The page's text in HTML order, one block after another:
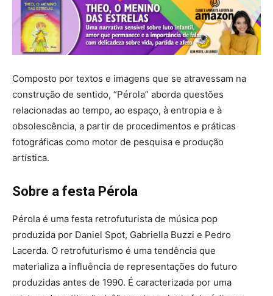
Composto por textos e imagens que se atravessam na
construção de sentido, “Pérola” aborda questões
relacionadas ao tempo, ao espaço, à entropia e à
obsolescência, a partir de procedimentos e práticas
fotográficas como motor de pesquisa e produção
artística.
Sobre a festa Pérola
Pérola é uma festa retrofuturista de música pop
produzida por Daniel Spot, Gabriella Buzzi e Pedro
Lacerda. O retrofuturismo é uma tendência que
materializa a influência de representações do futuro
produzidas antes de 1990. É caracterizada por uma